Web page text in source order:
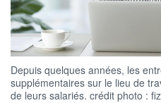
Depuis quelques années, les
supplémentaires sur le lieu de
de leurs salariés. crédit photo :